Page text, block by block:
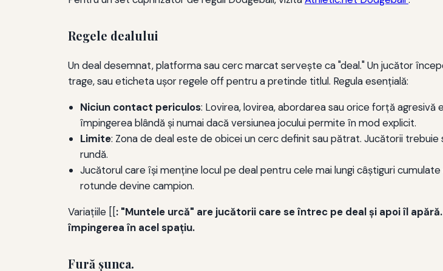
Regele dealului
Un deal desemnat, platforma sau cerc marcat servește ca "deal." Un jucător
trage, sau eticheta ușor regele off pentru a pretinde titlul. Regula esențială:
Niciun contact periculos: Lovirea, lovirea, abordarea sau orice forță
împingerea blândă și numai dacă versiunea jocului permite în mod explicit.
Limite: Zona de deal este de obicei un cerc definit sau pătrat. Jucătorii trebuie
rundă.
Jucătorul care își menține locul pe deal pentru cele mai lungi câștiguri
rotunde devine campion.
Variaţiile [[: "Muntele urcă" are jucătorii care se întrec pe deal şi apoi îl
împingerea în acel spaţiu.
Fură şunca.